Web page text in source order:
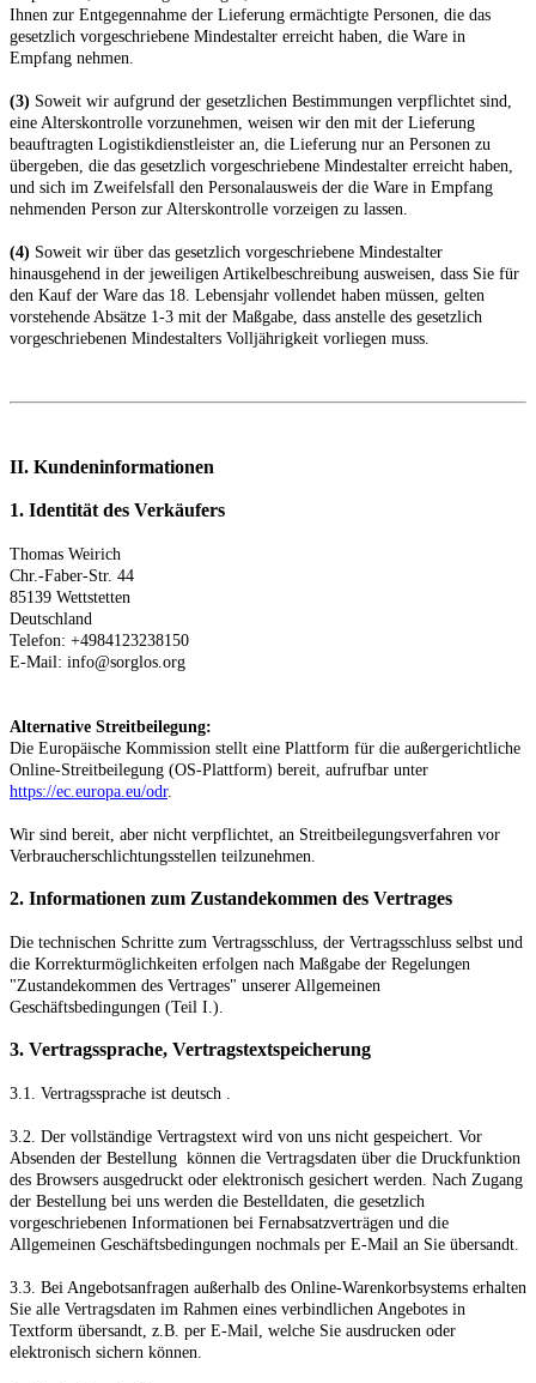
Ihnen zur Entgegennahme der Lieferung ermächtigte Personen, die das
gesetzlich vorgeschriebene Mindestalter erreicht haben, die Ware in
Empfang nehmen.
(3) Soweit wir aufgrund der gesetzlichen Bestimmungen verpflichtet sind,
eine Alterskontrolle vorzunehmen, weisen wir den mit der Lieferung
beauftragten Logistikdienstleister an, die Lieferung nur an Personen zu
übergeben, die das gesetzlich vorgeschriebene Mindestalter erreicht haben,
und sich im Zweifelsfall den Personalausweis der die Ware in Empfang
nehmenden Person zur Alterskontrolle vorzeigen zu lassen.
(4) Soweit wir über das gesetzlich vorgeschriebene Mindestalter
hinausgehend in der jeweiligen Artikelbeschreibung ausweisen, dass Sie für
den Kauf der Ware das 18. Lebensjahr vollendet haben müssen, gelten
vorstehende Absätze 1-3 mit der Maßgabe, dass anstelle des gesetzlich
vorgeschriebenen Mindestalters Volljährigkeit vorliegen muss.
II. Kundeninformationen
1. Identität des Verkäufers
Thomas Weirich
Chr.-Faber-Str. 44
85139 Wettstetten
Deutschland
Telefon: +4984123238150
E-Mail: info@sorglos.org
Alternative Streitbeilegung:
Die Europäische Kommission stellt eine Plattform für die außergerichtliche
Online-Streitbeilegung (OS-Plattform) bereit, aufrufbar unter
https://ec.europa.eu/odr.
Wir sind bereit, aber nicht verpflichtet, an Streitbeilegungsverfahren vor
Verbraucherschlichtungsstellen teilzunehmen.
2. Informationen zum Zustandekommen des Vertrages
Die technischen Schritte zum Vertragsschluss, der Vertragsschluss selbst und
die Korrekturmöglichkeiten erfolgen nach Maßgabe der Regelungen
"Zustandekommen des Vertrages" unserer Allgemeinen
Geschäftsbedingungen (Teil I.).
3. Vertragssprache, Vertragstextspeicherung
3.1. Vertragssprache ist deutsch .
3.2. Der vollständige Vertragstext wird von uns nicht gespeichert. Vor
Absenden der Bestellung können die Vertragsdaten über die Druckfunktion
des Browsers ausgedruckt oder elektronisch gesichert werden. Nach Zugang
der Bestellung bei uns werden die Bestelldaten, die gesetzlich
vorgeschriebenen Informationen bei Fernabsatzverträgen und die
Allgemeinen Geschäftsbedingungen nochmals per E-Mail an Sie übersandt.
3.3. Bei Angebotsanfragen außerhalb des Online-Warenkorbsystems erhalten
Sie alle Vertragsdaten im Rahmen eines verbindlichen Angebotes in
Textform übersandt, z.B. per E-Mail, welche Sie ausdrucken oder
elektronisch sichern können.